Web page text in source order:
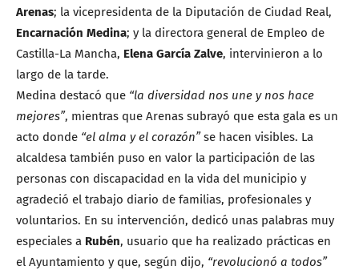
Arenas; la vicepresidenta de la Diputación de Ciudad Real,
Encarnación Medina; y la directora general de Empleo de
Castilla-La Mancha, Elena García Zalve, intervinieron a lo
largo de la tarde.
Medina destacó que “la diversidad nos une y nos hace
mejores”, mientras que Arenas subrayó que esta gala es un
acto donde “el alma y el corazón”se hacen visibles. La
alcaldesa también puso en valor la participación de las
personas con discapacidad en la vida del municipio y
agradeció el trabajo diario de familias, profesionales y
voluntarios. En su intervención, dedicó unas palabras muy
especiales a Rubén, usuario que ha realizado prácticas en
el Ayuntamiento y que, según dijo, “revolucionó a todos”